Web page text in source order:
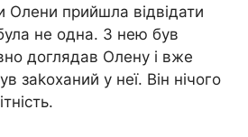
Олени прийшла відвідати
не одна. З нею був
доглядав Олену і вже
заkоханий у неї. Він нічого